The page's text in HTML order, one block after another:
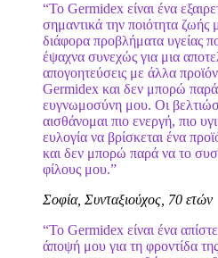
“Το Germidex είναι ένα
σημαντικά την ποιότητα
διάφορα προβλήματα υγείας
έψαχνα συνεχώς για μια
απογοητεύσεις με άλλα
Germidex και δεν μπορώ
ευγνωμοσύνη μου. Οι
αισθάνομαι πιο ενεργή, πιο
ευλογία να βρίσκεται ένα
και δεν μπορώ παρά να το
φίλους μου.”
Σοφία, Συνταξιούχος, 70 ετών
“Το Germidex είναι ένα
άποψή μου για τη φροντίδα